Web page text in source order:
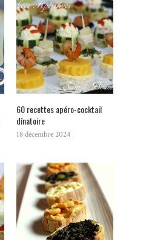
60 recettes apéro-cocktail
dînatoire
18 décembre 2024